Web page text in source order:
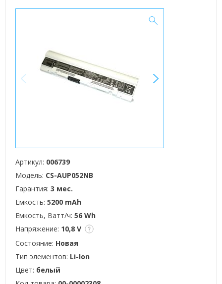
Артикул: 006739
Модель: CS-AUP052NB
Гарантия: 3 мес.
Емкость: 5200 mAh
Емкость, Ватт/ч: 56 Wh
Напряжение: 10,8 V
Состояние: Новая
Тип элементов: Li-Ion
Цвет: белый